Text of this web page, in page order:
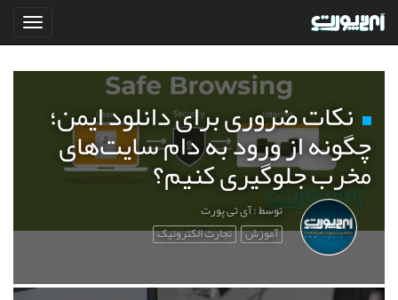
نکات ضروری برای دانلود ایمن؛
چگونه از ورود به دام سایت‌های
مخرب جلوگیری کنیم؟
توسط : آی تی پورت
آموزش تجارت الکترونیک